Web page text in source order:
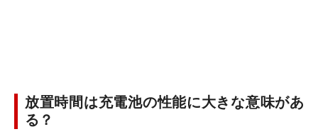
放置時間は充電池の性能に大きな意味があ
る？